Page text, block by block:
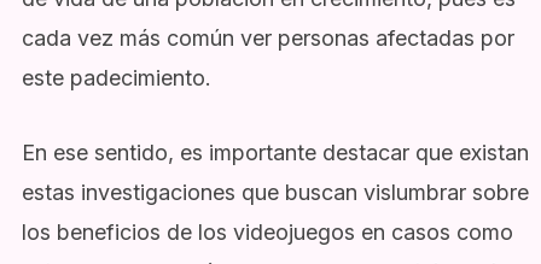
cada vez más común ver personas afectadas por
este padecimiento.
En ese sentido, es importante destacar que existan
estas investigaciones que buscan vislumbrar sobre
los beneficios de los videojuegos en casos como